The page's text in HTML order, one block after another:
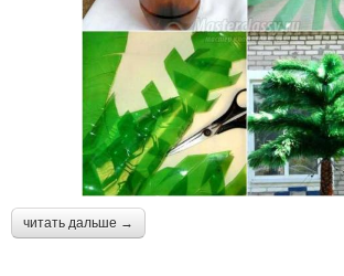
читать дальше →